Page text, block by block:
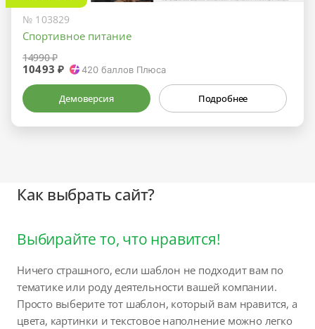
№ 103829
Спортивное питание
14990 ₽
10493 ₽ 420 баллов Плюса
Демоверсия Подробнее
Как выбрать сайт?
Выбирайте то, что нравится!
Ничего страшного, если шаблон не подходит вам по
тематике или роду деятельности вашей компании.
Просто выберите тот шаблон, который вам нравится, а
цвета, картинки и текстовое наполнение можно легко